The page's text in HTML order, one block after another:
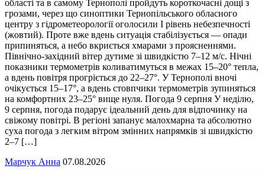
області та в самому Тернополі пройдуть короткочасні дощі з
грозами, через що синоптики Тернопільського обласного
центру з гідрометеорології оголосили І рівень небезпечності
(жовтий). Проте вже вдень ситуація стабілізується — опади
припиняться, а небо вкриється хмарами з проясненнями.
Північно-західний вітер дутиме зі швидкістю 7–12 м/с. Нічні
показники термометрів коливатимуться в межах 15–20° тепла,
а вдень повітря прогріється до 22–27°. У Тернополі вночі
очікується 15–17°, а вдень стовпчики термометрів зупиняться
на комфортних 23–25° вище нуля. Погода 9 серпня У неділю,
9 серпня, погода подарує ідеальний день для відпочинку на
свіжому повітрі. В регіоні запанує малохмарна та абсолютно
суха погода з легким вітром змінних напрямків зі швидкістю
2–7 […]
Марчук Анна 07.08.2026